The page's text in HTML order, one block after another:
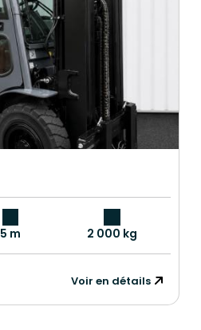
5 m 2 000 kg
Voir en détails